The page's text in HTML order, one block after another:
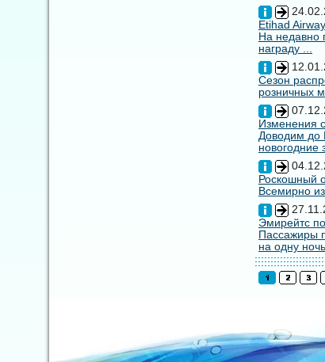
Etihad
На недавно
награду ...
Сезон
розничных
Изменения
Доводим до
новогодние
Роскошный
Всемирно
Эмирейтс
Пассажиры
на одну